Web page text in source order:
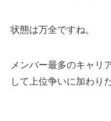
状態は万全ですね。
メンバー最多のキャリ
して上位争いに加わり